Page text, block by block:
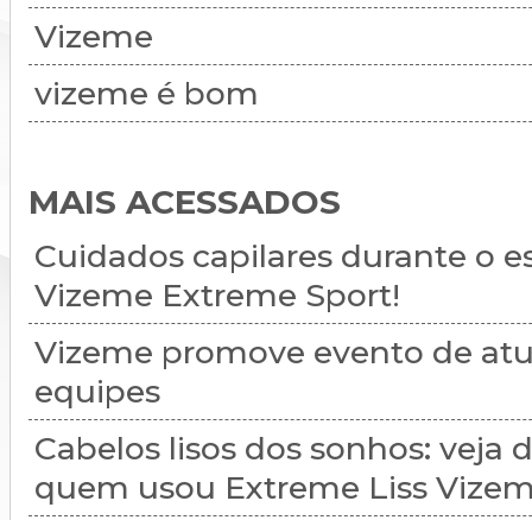
Vizeme
vizeme é bom
MAIS ACESSADOS
Cuidados capilares durante o
Vizeme Extreme Sport!
Vizeme promove evento de
equipes
Cabelos lisos dos sonhos: veja
quem usou Extreme Liss